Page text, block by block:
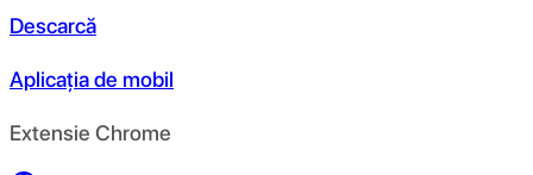
Descarcă
Aplicația de mobil
Extensie Chrome